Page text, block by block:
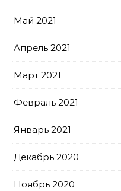
Май 2021
Апрель 2021
Март 2021
Февраль 2021
Январь 2021
Декабрь 2020
Ноябрь 2020